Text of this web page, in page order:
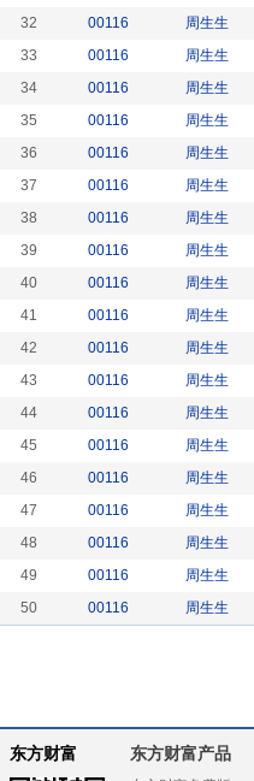
32
00116 周生生
33
00116 周生生
34
00116 周生生
35
00116 周生生
36
00116 周生生
37
00116 周生生
38
00116 周生生
39
00116 周生生
40
00116 周生生
41
00116 周生生
42
00116 周生生
43
00116 周生生
44
00116 周生生
45
00116 周生生
46
00116 周生生
47
00116 周生生
48
00116 周生生
49
00116 周生生
50
00116 周生生
东方财富 东方财富产品